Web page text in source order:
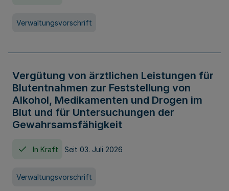
Verwaltungsvorschrift
Vergütung von ärztlichen Leistungen für
Blutentnahmen zur Feststellung von
Alkohol, Medikamenten und Drogen im
Blut und für Untersuchungen der
Gewahrsamsfähigkeit
In Kraft Seit 03. Juli 2026
Verwaltungsvorschrift